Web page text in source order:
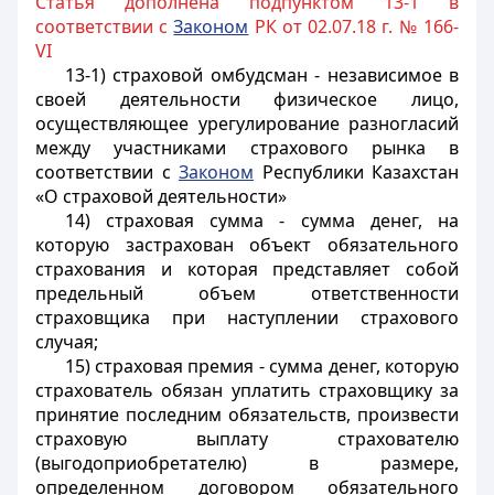
соответствии сЗаконом РК от 02.07.18 г. № 166-
VI
13-1) страховой омбудсман - независимое в
своей деятельности физическое лицо,
осуществляющее урегулирование разногласий
между участниками страхового рынка в
соответствии с Законом Республики Казахстан
«О страховой деятельности»
14) страховая сумма - сумма денег, на
которую застрахован объект обязательного
страхования и которая представляет собой
предельный объем ответственности
страховщика при наступлении страхового
случая;
15) страховая премия - сумма денег, которую
страхователь обязан уплатить страховщику за
принятие последним обязательств, произвести
страховую выплату страхователю
(выгодоприобретателю) в размере,
определенном договором обязательного